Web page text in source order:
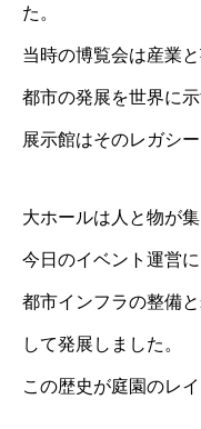
た。
当時の博覧会は産業
都市の発展を世界に示
展示館はそのレガシ
大ホールは人と物が
今日のイベント運営に
都市インフラの整備
して発展しました。
この歴史が庭園のレ